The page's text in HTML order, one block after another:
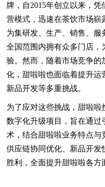
牌，自2015年创立以来，
营模式，迅速在茶饮市场
为集研发、生产、销售、
全国范围内拥有众多门店
验。然而，随着市场竞争的
化，甜啦啦也面临着提升
新品开发等多重挑战。
为了应对这些挑战，甜啦
数字化升级项目，旨在通
术，结合甜啦啦业务特点与
供应链协同优化、新品开发
胜利，全面提升甜啦啦各